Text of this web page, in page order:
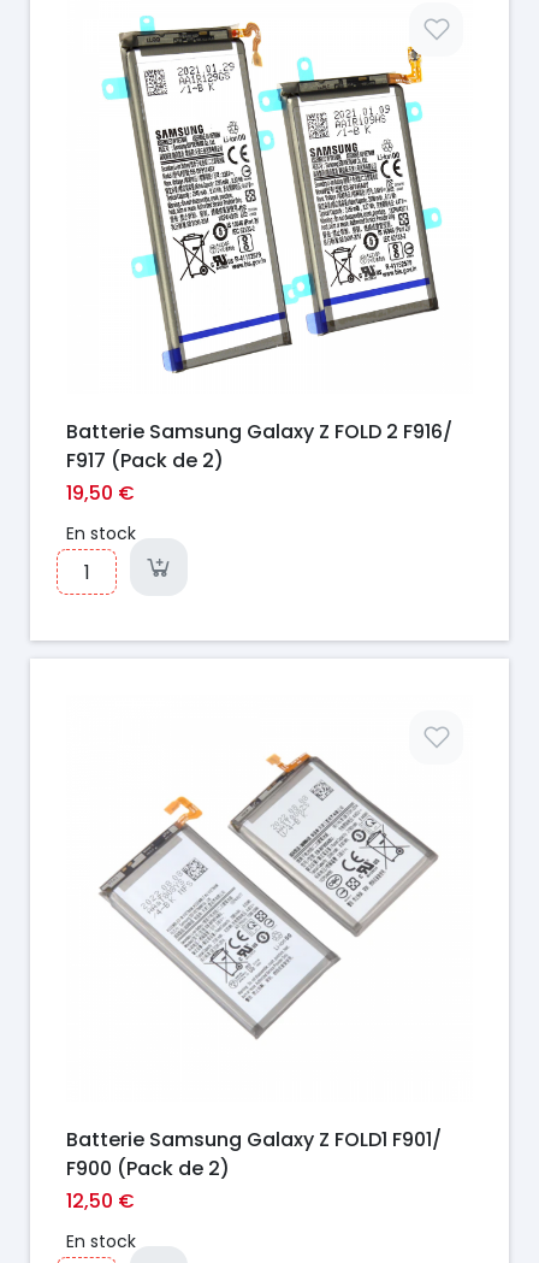
Batterie Samsung Galaxy Z FOLD 2 F916/
F917 (Pack de 2)
19,50 €
En stock
Batterie Samsung Galaxy Z FOLD1 F901/
F900 (Pack de 2)
12,50 €
En stock